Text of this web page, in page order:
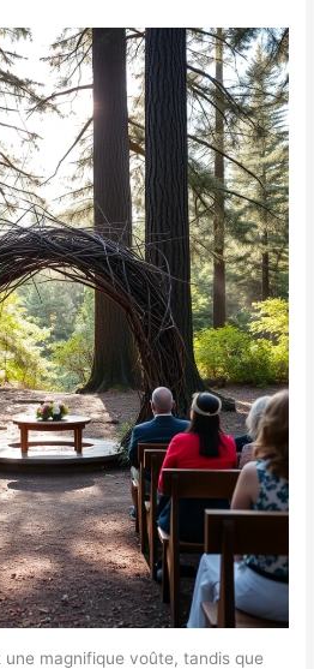
magnifique voûte, tandis que